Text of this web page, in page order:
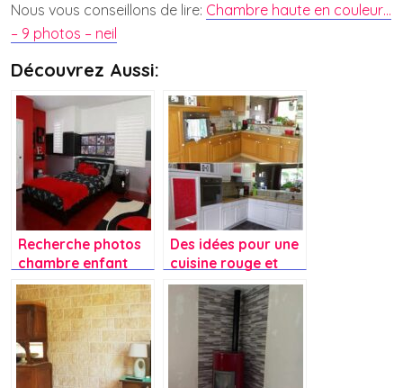
Nous vous conseillons de lire: Chambre haute en couleur…
– 9 photos – neil
Découvrez Aussi:
Recherche photos
chambre enfant
rouge
Des idées pour une
cuisine rouge et
blanche?